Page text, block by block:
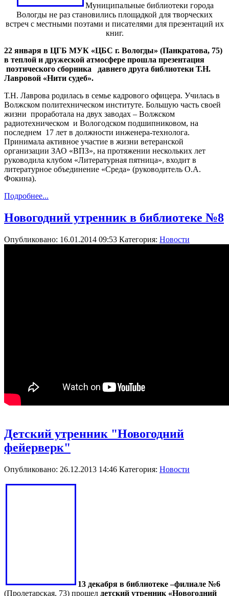
Муниципальные библиотеки города
Вологды не раз становились площадкой для творческих
встреч с местными поэтами и писателями для презентаций их
книг.
22 января в ЦГБ МУК «ЦБС г. Вологды» (Панкратова, 75)
в теплой и дружеской атмосфере прошла презентация
поэтического сборника
давнего друга библиотеки Т.Н.
Лавровой «Нити судеб».
Т.Н. Лаврова родилась в семье кадрового офицера. Училась в
Волжском политехническом институте. Большую часть своей
жизни проработала на двух заводах – Волжском
радиотехническом и Вологодском подшипниковом, на
последнем 17 лет в должности инженера-технолога.
Принимала активное участие в жизни ветеранской
организации ЗАО «ВПЗ», на протяжении нескольких лет
руководила клубом «Литературная пятница», входит в
литературное объединение «Среда» (руководитель О.А.
Фокина).
Подробнее...
Новогодний утренник в библиотеке №8
Опубликовано: 16.01.2014 09:53 Категория: Новости
Детский утренник "Новогодний
фейерверк"
Опубликовано: 26.12.2013 14:46 Категория: Новости
13 декабря в библиотеке –филиале №6
(Пролетарская, 73) прошел детский утренник «Новогодний